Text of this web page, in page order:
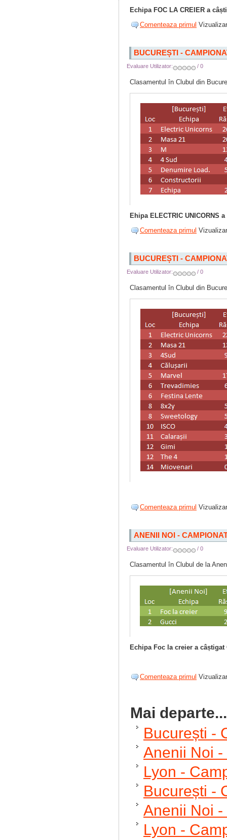
Echipa FOC LA CREIER a
Comenteaza primul
BUCUREȘTI -
Evaluare Utilizator: / 0
Clasamentul în Clubul din
Ehipa ELECTRIC UNICORNS
Comenteaza primul
BUCUREȘTI -
Evaluare Utilizator: / 0
Clasamentul în Clubul din
Comenteaza primul
ANENII NOI -
Evaluare Utilizator: / 0
Clasamentul în Clubul de la
Echipa Foc la creier a
Comenteaza primul
Mai departe...
București -
Anenii Noi
Lyon -
București -
Anenii Noi
Lyon -